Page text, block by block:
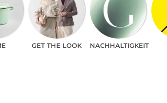
GET THE LOOK NACHHALTIGKEIT